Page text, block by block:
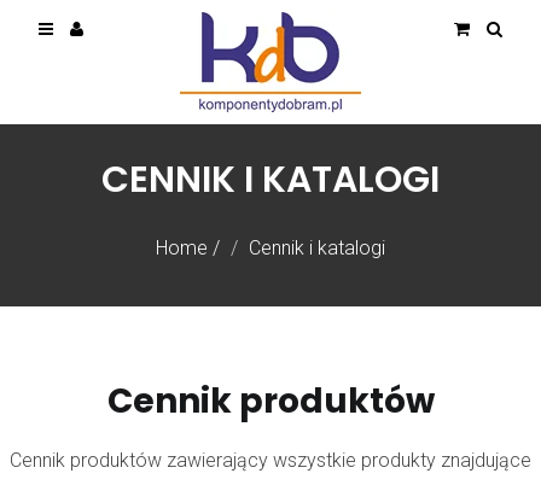
Home / Cennik i katalogi
CENNIK I KATALOGI
Cennik produktów
Cennik produktów zawierający wszystkie produkty znajdujące